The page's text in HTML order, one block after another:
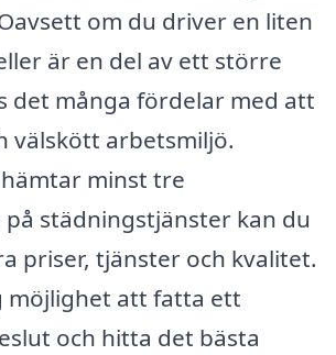
om du driver en liten
är en del av ett större
det många fördelar med att
välskött arbetsmiljö.
minst tre
städningstjänster kan du
priser, tjänster och kvalitet.
möjlighet att fatta ett
och hitta det bästa